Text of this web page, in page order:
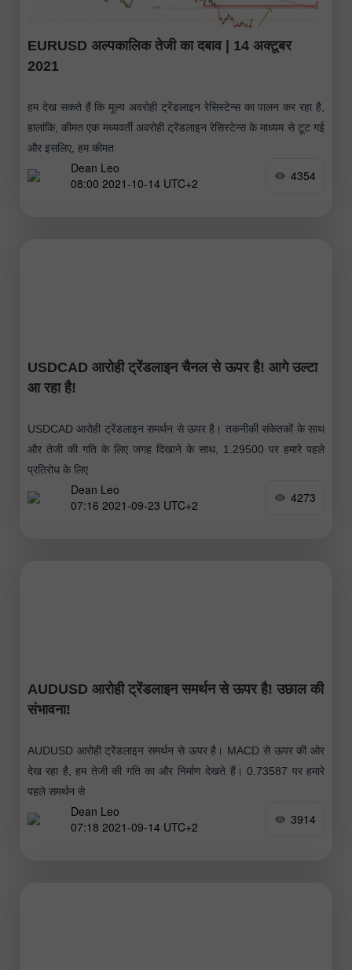
EURUSD अल्पकालिक तेजी का दबाव | 14 अक्टूबर
2021
हम देख सकते हैं कि मूल्य अवरोही ट्रेंडलाइन रेसिस्टेन्स का पालन कर रहा है,
हालांकि, कीमत एक मध्यवर्ती अवरोही ट्रेंडलाइन रेसिस्टेन्स के माध्यम से टूट गई
और इसलिए, हम कीमत
Dean Leo
08:00 2021-10-14 UTC+2
4354
USDCAD आरोही ट्रेंडलाइन चैनल से ऊपर है! आगे उल्टा
आ रहा है!
USDCAD आरोही ट्रेंडलाइन समर्थन से ऊपर है। तकनीकी संकेतकों के साथ
और तेजी की गति के लिए जगह दिखाने के साथ, 1.29500 पर हमारे पहले
प्रतिरोध के लिए
Dean Leo
07:16 2021-09-23 UTC+2
4273
AUDUSD आरोही ट्रेंडलाइन समर्थन से ऊपर है! उछाल की
संभावना!
AUDUSD आरोही ट्रेंडलाइन समर्थन से ऊपर है। MACD से ऊपर की ओर
देख रहा है, हम तेजी की गति का और निर्माण देखते हैं। 0.73587 पर हमारे
पहले समर्थन से
Dean Leo
07:18 2021-09-14 UTC+2
3914